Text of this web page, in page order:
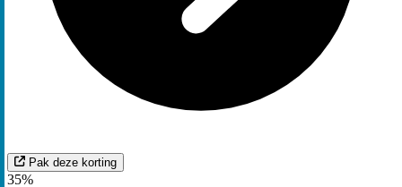
Pak deze korting
35%